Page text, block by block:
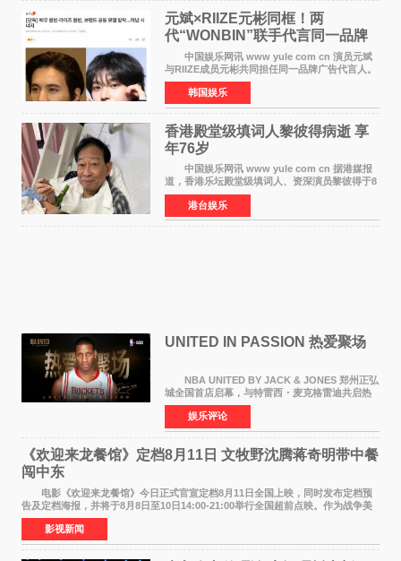
元斌×RIIZE元彬同框！两
代“WONBIN”联手代言同一品牌
颜值天花板合体
中国娱乐网讯 www yule com cn 演员元斌
与RIIZE成员元彬共同担任同一品牌广告代言人。
6日据独家报道，继演员元斌之后，RIIZE元彬最
近也被选为某在线中介平台A公司的共同广告代言
人，两人将作
韩国娱乐
香港殿堂级填词人黎彼得病逝 享
年76岁​
中国娱乐网讯 www yule com cn 据港媒报
道，香港乐坛殿堂级填词人、资深演员黎彼得于8
月5日上午因病离世，终年76岁。好友钟志光透
露，黎彼得今年3月中风后便卧床休养，身体机能
持续衰退，最
港台娱乐
UNITED IN PASSION 热爱聚场
NBA UNITED BY JACK & JONES 郑州正弘
城全国首店启幕，与特雷西・麦克格雷迪共启热
爱 2026 年7 月21 日，
NBAUNITEDBYJACK&JONES 全国首店，于郑
州正弘城正式启幕。NBA 传奇球星
娱乐评论
《欢迎来龙餐馆》定档8月11日 文牧野沈腾蒋奇明带中餐
闯中东
电影《欢迎来龙餐馆》今日正式官宣定档8月11日全国上映，同时发布定档预
告及定档海报，并将于8月8日至10日14:00-21:00举行全国超前点映。作为战争美
食大片，影片讲述的是中国厨师徐福（沈腾
影视新闻